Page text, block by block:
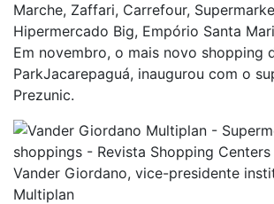
Marche, Zaffari, Carrefour,
Hipermercado Big, Empório Santa
Em novembro, o mais novo shopping
ParkJacarepaguá, inaugurou com o
Prezunic.
Vander Giordano, vice-presidente
Multiplan